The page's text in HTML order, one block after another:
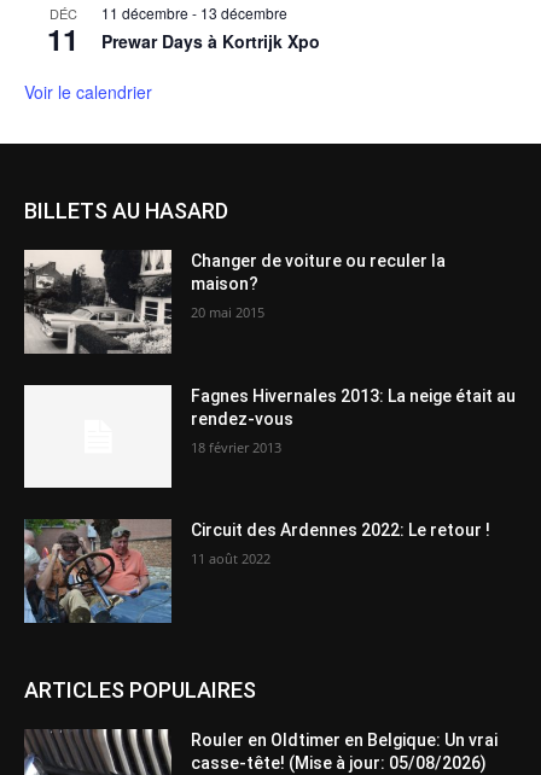
DÉC
11
11 décembre - 13 décembre
Prewar Days à Kortrijk Xpo
Voir le calendrier
BILLETS AU HASARD
Changer de voiture ou reculer la
maison?
20 mai 2015
Fagnes Hivernales 2013: La neige était au
rendez-vous
18 février 2013
Circuit des Ardennes 2022: Le retour !
11 août 2022
ARTICLES POPULAIRES
Rouler en Oldtimer en Belgique: Un vrai
casse-tête! (Mise à jour: 05/08/2026)